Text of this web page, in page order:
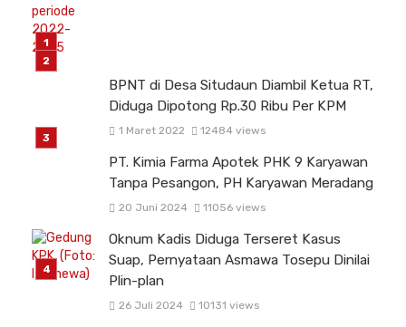
BPNT di Desa Situdaun Diambil Ketua RT,
Diduga Dipotong Rp.30 Ribu Per KPM
1 Maret 2022 12484 views
PT. Kimia Farma Apotek PHK 9 Karyawan
Tanpa Pesangon, PH Karyawan Meradang
20 Juni 2024 11056 views
Oknum Kadis Diduga Terseret Kasus
Suap, Pernyataan Asmawa Tosepu Dinilai
Plin-plan
26 Juli 2024 10131 views